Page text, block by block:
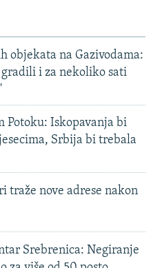
objekata na Gazivodama:
gradili i za nekoliko sati
Potoku: Iskopavanja bi
Srbija bi trebala
traže nove adrese nakon
Srebrenica: Negiranje